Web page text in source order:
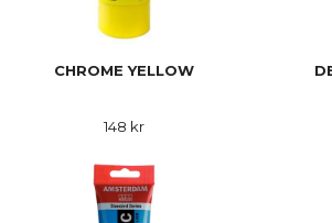
CHROME YELLOW
148 kr